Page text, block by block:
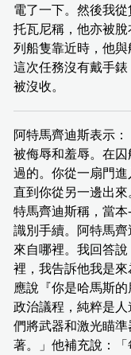
電了一下。然後我
托瓦尼稱，他亦被
列船隻靠近時，他
這次任務沒有戴手
被沒收。
阿特馬齊迪斯表示
被侮辱和羞辱。在
過的。你從一扇門進
直到你從另一邊出
特馬齊迪斯稱，當
識別手續。阿特馬
來自哪裡。我回答
裡，我告訴他我是
應說『你是哈馬斯
政治議程，純粹是
們將武器和激光瞄
著。」他補充說：